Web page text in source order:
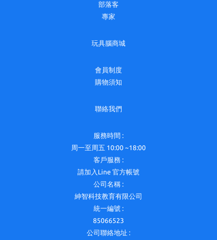
部落客
專家
玩具腦商城
會員制度
購物須知
聯絡我們
服務時間 :
周一至周五 10:00 ~18:00
客戶服務 :
請加入Line 官方帳號
公司名稱 :
紳智科技教育有限公司
統一編號 :
85066523
公司聯絡地址 :